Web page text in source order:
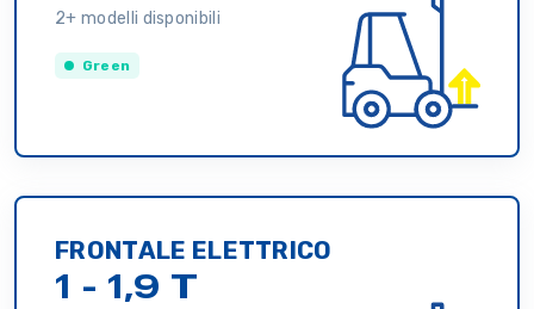
2+ modelli disponibili
Green
FRONTALE ELETTRICO
1 - 1,9 T